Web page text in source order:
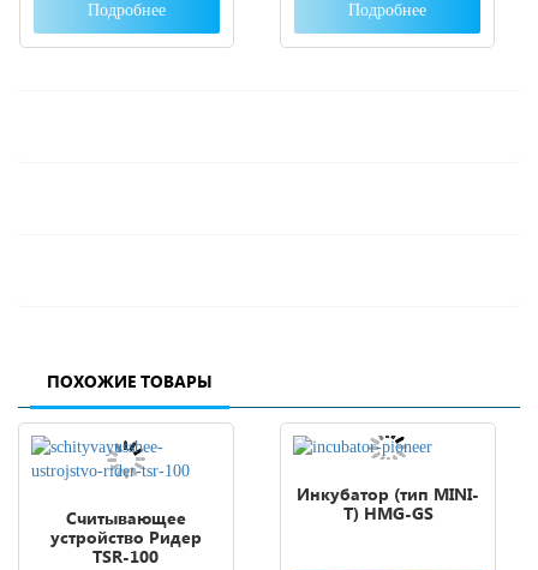
Подробнее Подробнее
ПОХОЖИЕ ТОВАРЫ
Считывающее
устройство Ридер
TSR-100
Инкубатор (тип MINI-
T) HMG-GS